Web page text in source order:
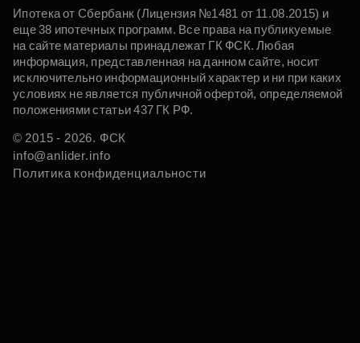
Ипотека от Сбербанк (Лицензия №1481 от 11.08.2015) и
еще 38 ипотечных программ. Все права на публикуемые
на сайте материалы принадлежат ГК ФСК. Любая
информация, представленная на данном сайте, носит
исключительно информационный характер и ни при каких
условиях не является публичной офертой, определяемой
положениями статьи 437 ГК РФ.
© 2015 - 2026. ФСК
info@anlider.info
Политика конфиденциальности